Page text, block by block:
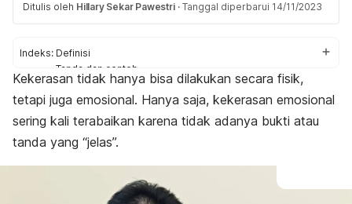
Ditulis oleh Hillary Sekar Pawestri · Tanggal diperbarui 14/11/2023
Indeks: Definisi
Tanda dan contoh
Dampak
Cara mengatasi
Kekerasan tidak hanya bisa dilakukan secara fisik,
tetapi juga emosional. Hanya saja, kekerasan emosional
sering kali terabaikan karena tidak adanya bukti atau
tanda yang “jelas”.